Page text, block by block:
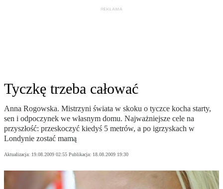
Tyczkę trzeba całować
Anna Rogowska. Mistrzyni świata w skoku o tyczce kocha starty,
sen i odpoczynek we własnym domu. Najważniejsze cele na
przyszłość: przeskoczyć kiedyś 5 metrów, a po igrzyskach w
Londynie zostać mamą
Aktualizacja: 19.08.2009 02:55 Publikacja: 18.08.2009 19:30